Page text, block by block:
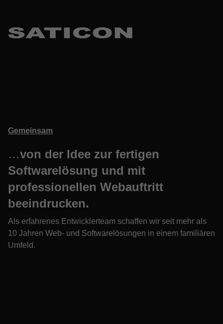
Gemeinsam
…von der Idee zur fertigen
Softwarelösung und mit
professionellen Webauftritt
beeindrucken.
Als erfahrenes Entwicklerteam schaffen wir seit mehr als
10 Jahren Web- und Softwarelösungen in einem familiären
Umfeld.